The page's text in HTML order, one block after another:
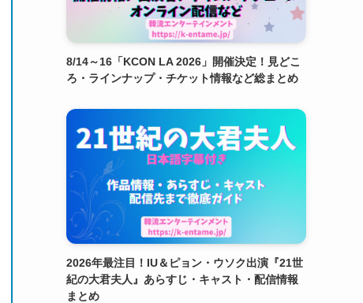
8/14～16「KCON LA 2026」開催決定！見どこ
ろ・ラインナップ・チケット情報など総まとめ
2026年最注目！IU＆ピョン・ウソク出演『21世
紀の大君夫人』あらすじ・キャスト・配信情報
まとめ